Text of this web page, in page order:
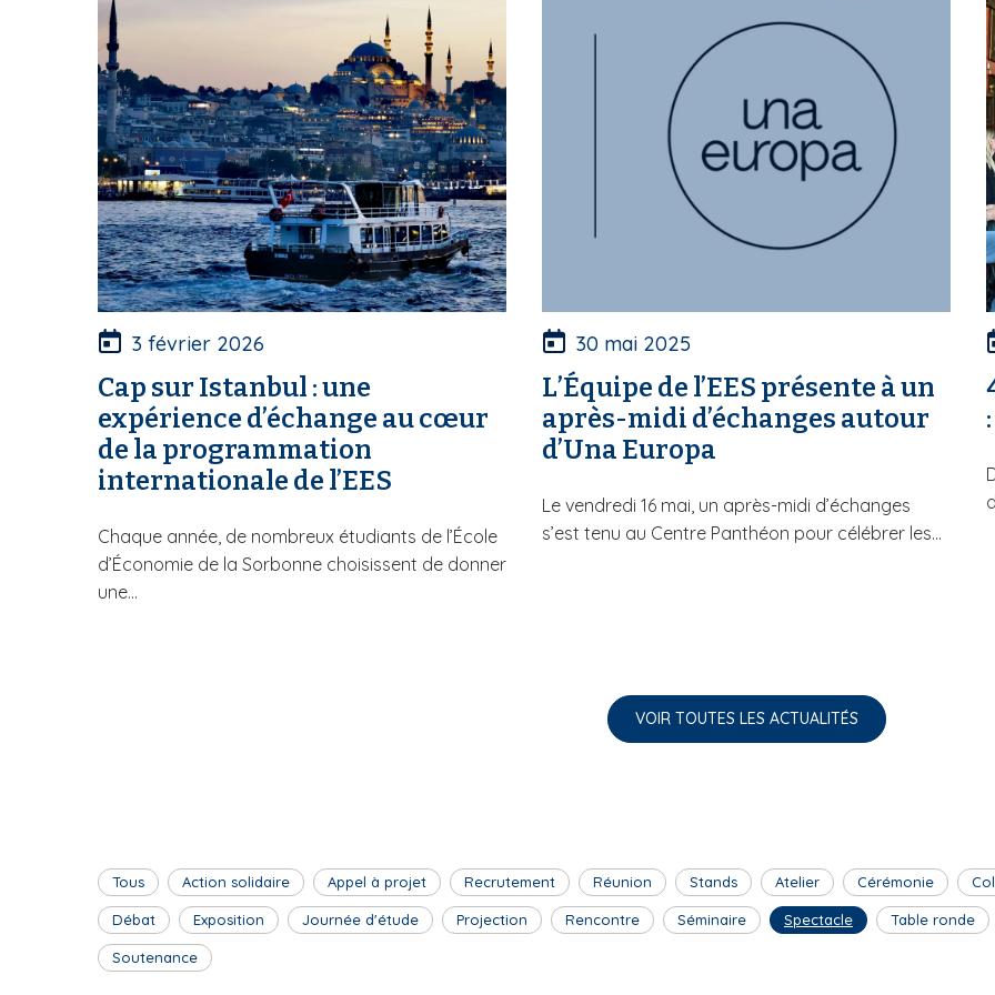
3 février 2026
Cap sur Istanbul : une
expérience d’échange au cœur
de la programmation
internationale de l’EES
Chaque année, de nombreux étudiants de l’École
d’Économie de la Sorbonne choisissent de donner
une...
30 mai 2025
L’Équipe de l’EES présente à un
après-midi d’échanges autour
d’Una Europa
Le vendredi 16 mai, un après-midi d’échanges
s’est tenu au Centre Panthéon pour célébrer les...
VOIR TOUTES LES ACTUALITÉS
Tous Action solidaire Appel à projet Recrutement Réunion Stands Atelier Cérémonie
Débat Exposition Journée d'étude Projection Rencontre Séminaire Spectacle Table ronde
Soutenance